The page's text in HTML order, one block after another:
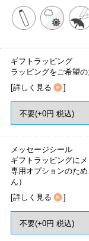
ギフトラッピング
ラッピングをご希望
[詳しく見る ]
メッセージシール
ギフトラッピングに
専用オプションのた
ん）
[詳しく見る ]